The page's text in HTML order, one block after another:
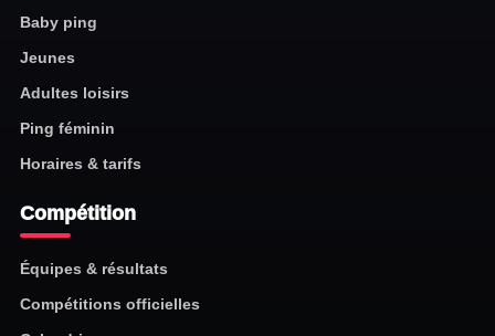
Baby ping
Jeunes
Adultes loisirs
Ping féminin
Horaires & tarifs
Compétition
Équipes & résultats
Compétitions officielles